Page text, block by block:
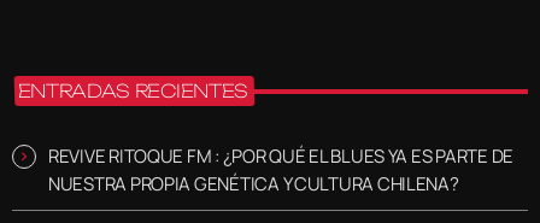
ENTRADAS RECIENTES
REVIVE RITOQUE FM : ¿POR QUÉ EL BLUES YA ES PARTE DE
NUESTRA PROPIA GENÉTICA Y CULTURA CHILENA?